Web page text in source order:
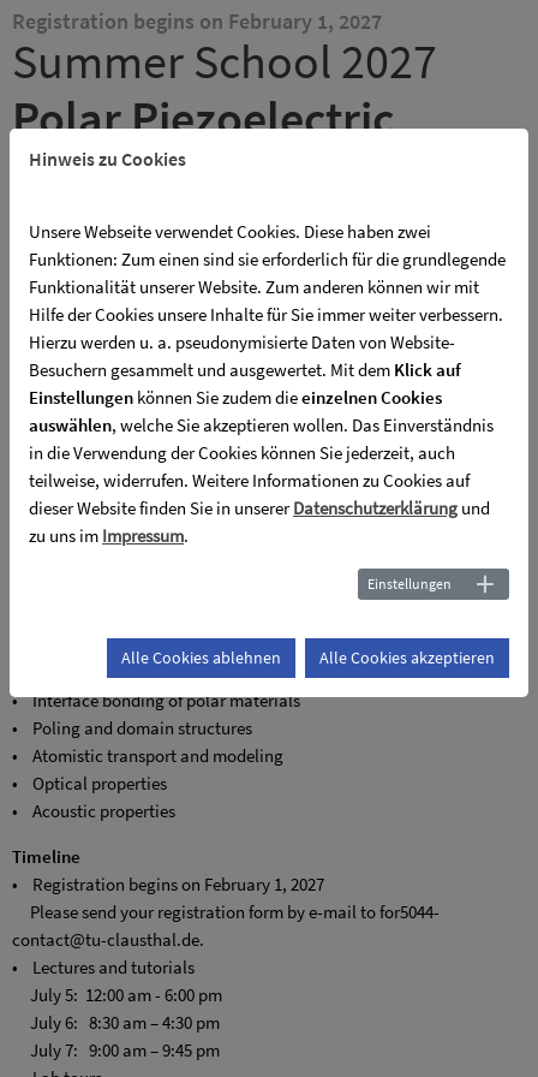
Registration begins on February 1, 2027
Summer School 2027
Polar Piezoelectric
Oxides
Juli 5 - 7, 2027 Paderborn
The summer school focusses on preparation, characterization and
application of polar piezoelectric oxide crystals with special
emphasis on lithium niobate, lithium tantalate and its solid
solutions. Atomistic transport processes, the behavior of domain
walls and many other fundamental topics including advanced
characterization methods will be introduced. Special sessions will
address applications of such materials in quantum optics and
photonics. The event is organized by the DFG Research Unit 5044
Periodic low-dimensional defect structures in polar oxides.
• Fundamentals of ferroelectrics
• Crystal growth and epitaxial thin-film deposition
• Interface bonding of polar materials
• Poling and domain structures
• Atomistic transport and modeling
• Optical properties
• Acoustic properties
Timeline
• Registration begins on February 1, 2027
Please send your registration form by e-mail to for5044-
contact@tu-clausthal.de.
• Lectures and tutorials
July 5: 12:00 am - 6:00 pm
July 6: 8:30 am – 4:30 pm
July 7: 9:00 am – 9:45 pm
Hinweis zu Cookies
Unsere Webseite verwendet Cookies. Diese haben zwei
Funktionen: Zum einen sind sie erforderlich für die grundlegende
Funktionalität unserer Website. Zum anderen können wir mit
Hilfe der Cookies unsere Inhalte für Sie immer weiter verbessern.
Hierzu werden u. a. pseudonymisierte Daten von Website-
Besuchern gesammelt und ausgewertet. Mit dem Klick auf
Einstellungen können Sie zudem dieeinzelnen Cookies
auswählen, welche Sie akzeptieren wollen. Das Einverständnis
in die Verwendung der Cookies können Sie jederzeit, auch
teilweise, widerrufen. Weitere Informationen zu Cookies auf
dieser Website finden Sie in unsererDatenschutzerklärung und
zu uns im Impressum.
Einstellungen
Alle Cookies ablehnen Alle Cookies akzeptieren